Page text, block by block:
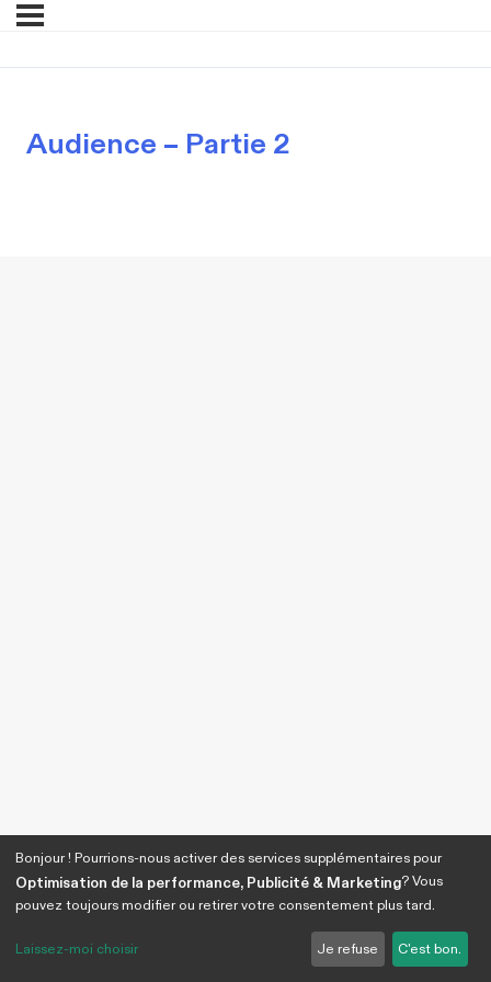
Audience – Partie 2
Bonjour ! Pourrions-nous activer des services supplémentaires pour
Optimisation de la performance, Publicité & Marketing? Vous
pouvez toujours modifier ou retirer votre consentement plus tard.
Laissez-moi choisir Je refuse C'est bon.